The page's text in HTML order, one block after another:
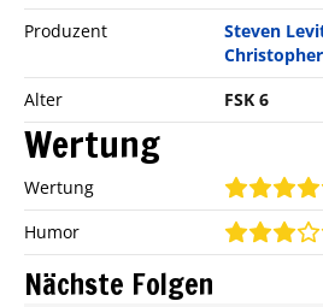
Produzent
Steven
Alter
FSK 6
Wertung
Wertung
Humor
Nächste Folgen